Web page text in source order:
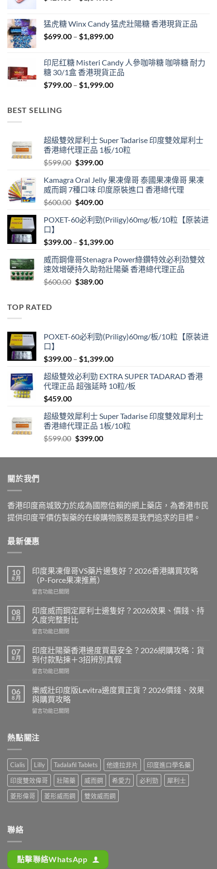
through
$1,849.00
猛虎糖 Winx Candy 猛虎壯陽糖 香港現貨正品
$699.00 – $1,899.00Price
through
$1,899.00
印尼红糖 Misteri Candy 人參咖啡糖 咖啡糖 耐力
糖 30/1盒 香港現貨正品
$799.00 – $1,999.00Price
BEST SELLING
超級雙效犀利士 Super Tadarise 印度雙效犀利士
香港總代理正品 1板/10粒
$599.00 Original
was:
$599.00.
$399.00Current
is:
$399.00.
Kamagra Oral Jelly 果凍偉哥 泰國果凍偉哥 果凍
威而鋼 7種口味 印度原裝進口 香港總代理
$600.00 Original
was:
$409.00Current
is:
POXET-60必利勁(Priligy)60mg/板/10粒【原装进
口】
$399.00 – $1,399.00Price
$399.00
through
威而鋼偉哥Stenagra Power綠鑽特效必利劲雙效
速效增硬持久助勃壯陽藥 香港總代理正品
$600.00 Original
$389.00Current
TOP RATED
POXET-60必利勁(Priligy)60mg/板/10粒【原装进
口】
$399.00 – $1,399.00Price
$399.00
through
超級雙效必利勁 EXTRA SUPER TADARAD 香港
代理正品 超強延時 10粒/板
$459.00
超級雙效犀利士 Super Tadarise 印度雙效犀利士
香港總代理正品 1板/10粒
$599.00 Original
was:
$399.00Current
is:
關於我們
香港印度商城致力於成為國際信賴的網上藥店，為香港市民
提供印度平價仿製藥的在線購物服務是我們追求的目標。
最新優惠
10
8 月
印度果凍偉哥VS藥片邊隻好？2026香港購買攻略
（P-Force果凍推薦）
在
度
果
凍
偉
VS
藥
邊
好？
2026
港
攻
Force
果
凍
推
薦）〉
留言功能已關閉
08
8 月
印度威而鋼定犀利士邊隻好？2026效果、價錢、持
久度完整對比
在
度
威
而
鋼
犀
利
士
邊
2026
價
錢、
持
久
度
完
留言功能已關閉
07
8 月
印度壯陽藥香港邊度買最安全？2026網購攻略：貨
到付款點揀＋3招辨別真假
在
度
壯
陽
藥
邊
最
安
全？
2026
網
購
款
點
留言功能已關閉
06
8 月
樂威壯印度版Levitra邊度買正貨？2026價錢、效果
與購買攻略
在
壯
印
版
Levitra
邊
度
買
正
果
與
留言功能已關閉
熱點關注
Cialis Lilly Tadalafil Tablets 他達拉非片
印度進口學名藥
印度雙效偉哥
壯陽藥 威而鋼 希愛力 必利勁
犀利士
菱形偉哥
菱形威而鋼 雙效威而鋼
聯絡
點擊聯絡WhatsApp